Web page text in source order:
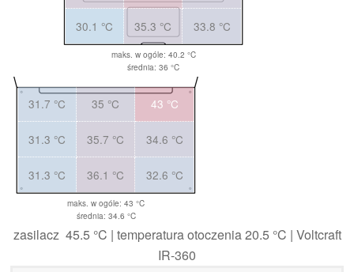
30.1 °C 35.3 °C 33.8 °C
maks. w ogóle: 40.2 °C
średnia: 36 °C
31.7 °C 35 °C 43 °C
31.3 °C 35.7 °C 34.6 °C
31.3 °C 36.1 °C 32.6 °C
maks. w ogóle: 43 °C
średnia: 34.6 °C
zasilacz 45.5 °C | temperatura otoczenia 20.5 °C | Voltcraft
IR-360